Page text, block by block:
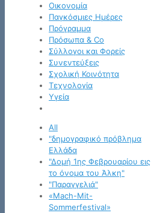
Οικονομία
Παγκόσμιες Ημέρες
Πρόγραμμα
Πρόσωπα & Co
Σύλλογοι και Φορείς
Συνεντεύξεις
Σχολική Κοινότητα
Τεχνολογία
Υγεία
All
"δημογραφικό πρόβλημα
Ελλάδα
"Δομή 1ης Φεβρουαρίου εις
το όνομα του Άλκη"
"Παραγγελιά"
«Mach-Mit-
Sommerfestival»